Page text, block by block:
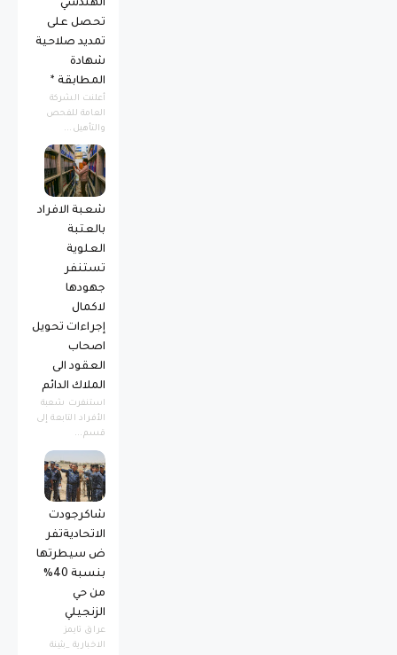
الهندسي
تحصل على
تمديد صلاحية
شهادة
المطابقة *
أعلنت الشركة
العامة للفحص
والتأهيل...
شعبة الافراد
بالعتبة
العلوية
تستنفر
جهودها
لاكمال
إجراءات تحويل
اصحاب
العقود الى
الملاك الدائم
استنفرت شعبة
الأفراد التابعة إلى
قسم...
شاكرجودت
الاتحاديةتفر
ض سيطرتها
بنسبة 40%
من حي
الزنجيلي
عراق تايمز
الاخبارية _بثينة